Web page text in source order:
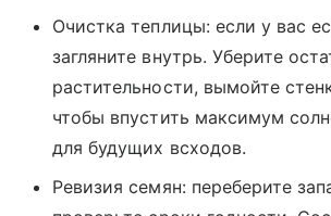
Очистка теплицы: если у вас
загляните внутрь. Уберите
растительности, вымойте
чтобы впустить максимум
для будущих всходов.
Ревизия семян: переберите